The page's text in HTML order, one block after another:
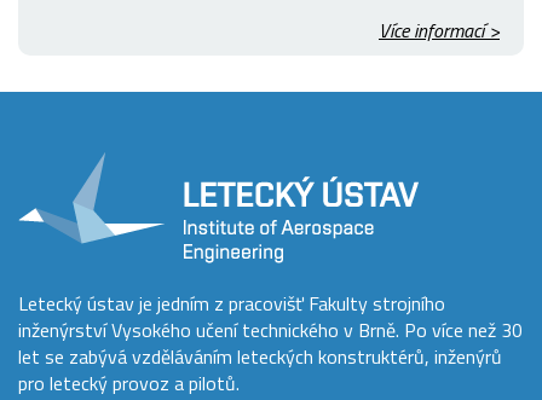
Více informací >
Letecký ústav je jedním z pracovišť Fakulty strojního
inženýrství Vysokého učení technického v Brně. Po více než 30
let se zabývá vzděláváním leteckých konstruktérů, inženýrů
pro letecký provoz a pilotů.